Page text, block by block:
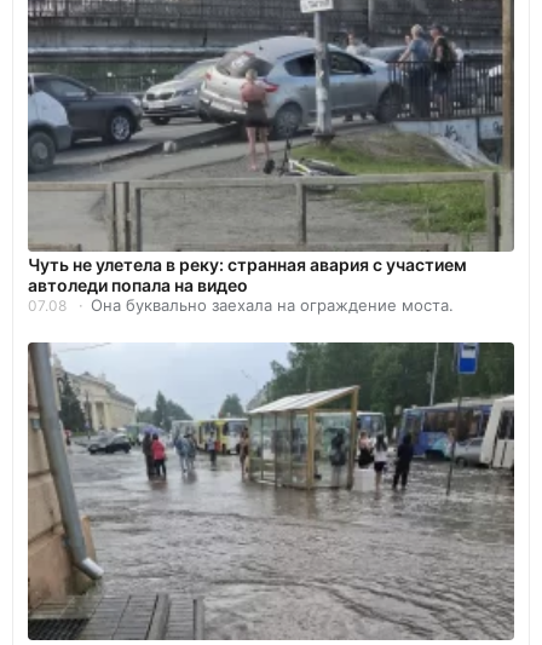
Чуть не улетела в реку: странная авария с участием
автоледи попала на видео
07.08 Она буквально заехала на ограждение моста.